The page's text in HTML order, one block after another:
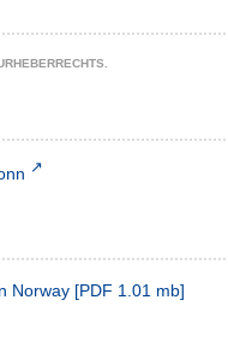
Norway [PDF 1.01 mb]